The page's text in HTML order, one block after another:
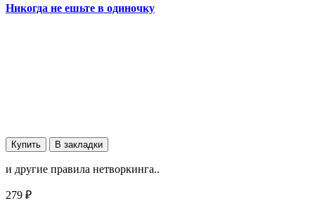
Никогда не ешьте в одиночку
Купить В закладки
и другие правила нетворкинга..
279 ₽